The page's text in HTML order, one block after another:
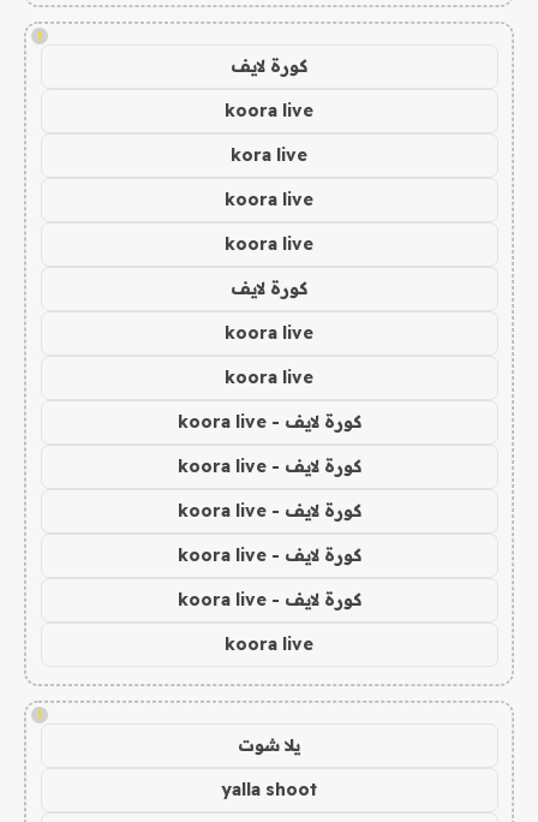
!
كورة لايف
koora live
kora live
koora live
koora live
كورة لايف
koora live
koora live
كورة لايف - koora live
كورة لايف - koora live
كورة لايف - koora live
كورة لايف - koora live
كورة لايف - koora live
koora live
!
يلا شوت
yalla shoot